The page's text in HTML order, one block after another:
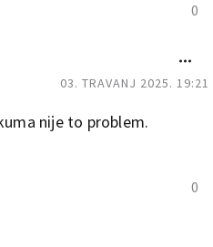
0
03. TRAVANJ 2025. 19:21
nije to problem.
0